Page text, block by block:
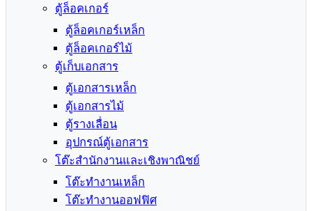
ตู้ล็อคเกอร์
ตู้ล็อคเกอร์เหล็ก
ตู้ล็อคเกอร์ไม้
ตู้เก็บเอกสาร
ตู้เอกสารเหล็ก
ตู้เอกสารไม้
ตู้รางเลื่อน
อุปกรณ์ตู้เอกสาร
โต๊ะสำนักงานและเชิงพาณิชย์
โต๊ะทำงานเหล็ก
โต๊ะทำงานออฟฟิศ